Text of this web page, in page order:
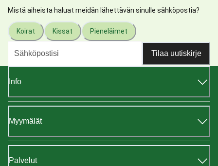
Mistä aiheista haluat meidän lähettävän sinulle sähköpostia?
Koirat Kissat Pieneläimet
Tilaa uutiskirje
Info
Myymälät
Palvelut